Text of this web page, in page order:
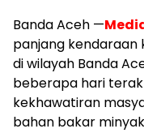
Banda Aceh —
panjang kendaraan
di wilayah Banda
beberapa hari
kekhawatiran
bahan bakar